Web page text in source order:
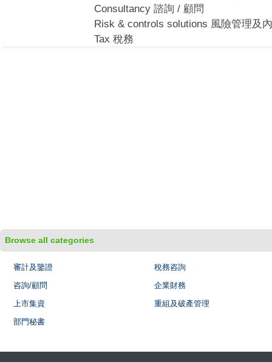
Consultancy 諮詢 / 顧問
Risk & controls solutions 風險管理及
Tax 稅務
Browse all categories
審計及鑒證
稅務咨詢
咨詢/顧問
企業財務
上市集資
重組及破產管理
部門秘書